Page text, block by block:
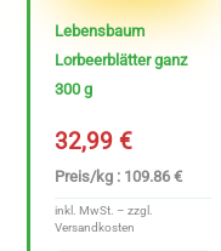
Lebensbaum
Lorbeerblätter ganz
300 g
32,99€
Preis/kg : 109.86 €
inkl. MwSt. – zzgl.
Versandkosten